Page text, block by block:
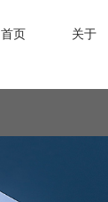
首页 关于